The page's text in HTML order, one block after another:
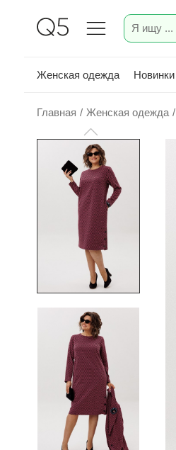
Женская одежда Новинки
Главная / Женская одежда /